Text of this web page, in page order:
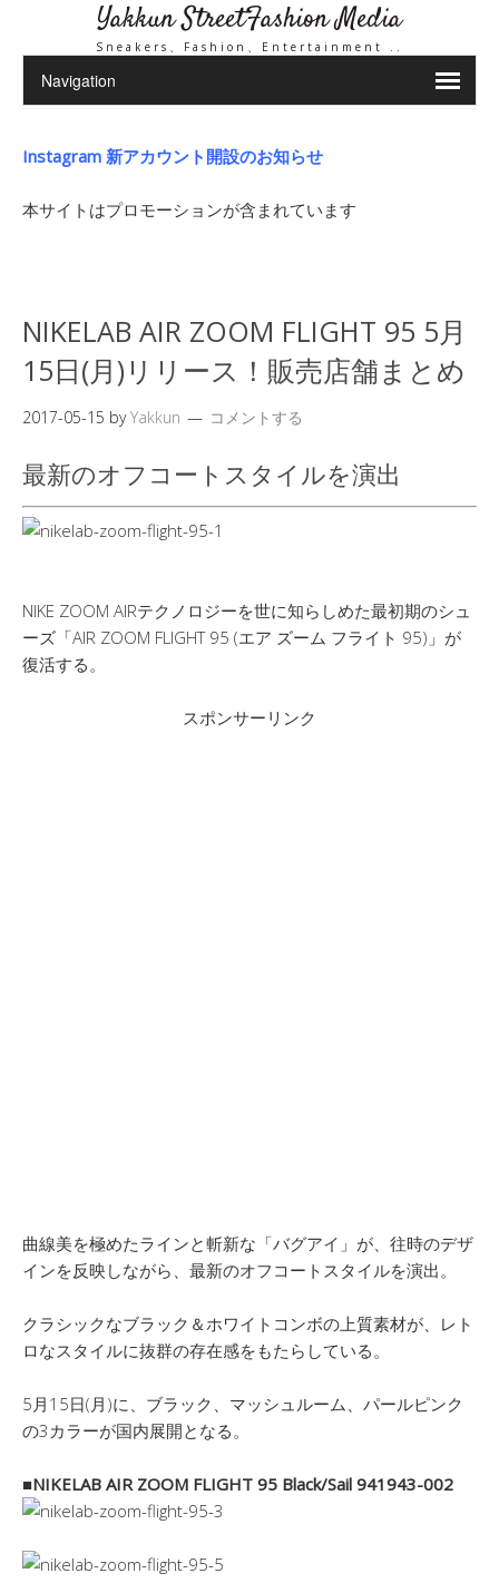
Yakkun StreetFashion Media
Sneakers、Fashion、Entertainment ..
Instagram 新アカウント開設のお知らせ
本サイトはプロモーションが含まれています
NIKELAB AIR ZOOM FLIGHT 95 5月
15日(月)リリース！販売店舗まとめ
2017-05-15 byYakkun コメントする
最新のオフコートスタイルを演出
NIKE ZOOM AIRテクノロジーを世に知らしめた最初期のシュ
ーズ「AIR ZOOM FLIGHT 95 (エア ズーム フライト 95)」が
復活する。
スポンサーリンク
曲線美を極めたラインと斬新な「バグアイ」が、往時のデザ
インを反映しながら、最新のオフコートスタイルを演出。
クラシックなブラック＆ホワイトコンボの上質素材が、レト
ロなスタイルに抜群の存在感をもたらしている。
5月15日(月)に、ブラック、マッシュルーム、パールピンク
の3カラーが国内展開となる。
■NIKELAB AIR ZOOM FLIGHT 95 Black/Sail 941943-002